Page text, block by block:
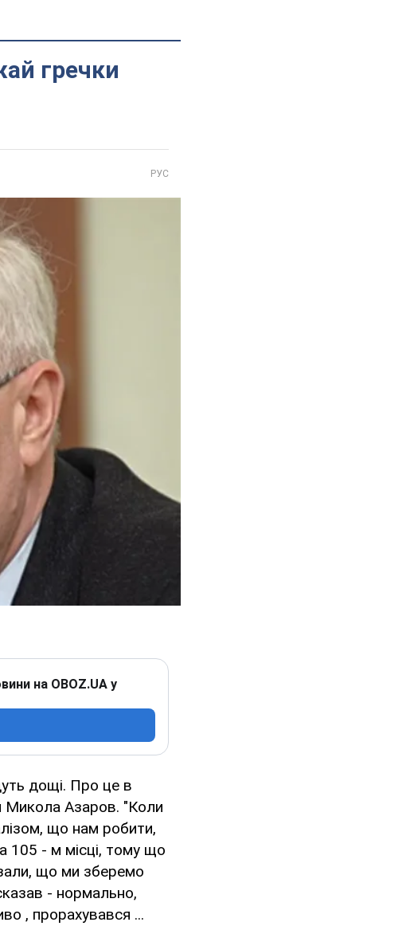
гречки
РУС
на OBOZ.UA у
дощі. Про це в
Микола Азаров. "Коли
що нам робити,
105 - м місці, тому що
що ми зберемо
- нормально,
, прорахувався ...